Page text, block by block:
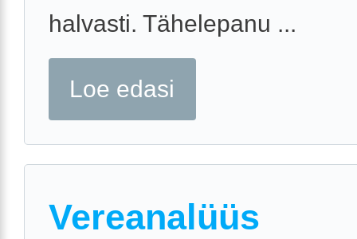
halvasti. Tähelepanu ...
Loe edasi
Vereanalüüs